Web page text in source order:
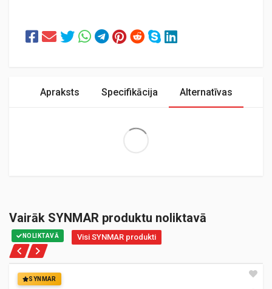
Apraksts Specifikācija Alternatīvas
Vairāk SYNMAR produktu noliktavā
NOLIKTAVĀ Visi SYNMAR produkti
SYNMAR